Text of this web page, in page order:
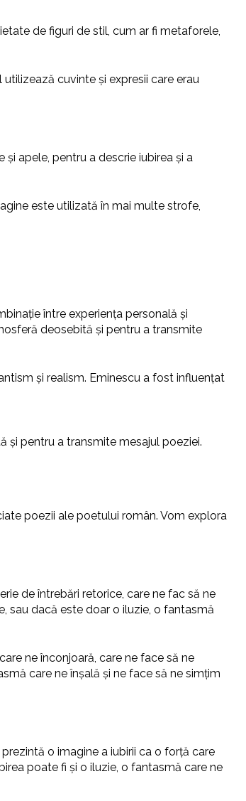
de figuri de stil, cum ar fi metaforele,
cuvinte și expresii care erau
și apele, pentru a descrie iubirea și a
este utilizată în mai multe strofe,
între experiența personală și
deosebită și pentru a transmite
și realism. Eminescu a fost influențat
și pentru a transmite mesajul poeziei.
poezii ale poetului român. Vom explora
de întrebări retorice, care ne fac să ne
sau dacă este doar o iluzie, o fantasmă
ne înconjoară, care ne face să ne
care ne înșală și ne face să ne simțim
o imagine a iubirii ca o forță care
poate fi și o iluzie, o fantasmă care ne